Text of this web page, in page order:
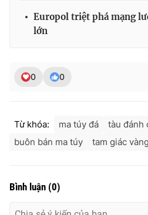
thông tin từ website này.
Europol triệt phá mạng
lớn
0 0
Từ khóa: ma túy đá tàu đánh
buôn bán ma túy
tam giác vàng
Bình luận (0)